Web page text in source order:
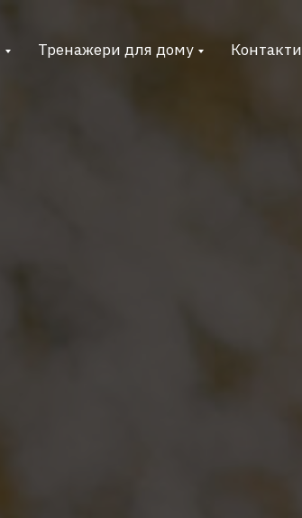
Тренажери для дому Контакти